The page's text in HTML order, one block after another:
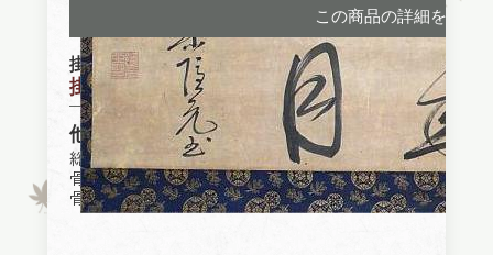
この商品の詳細を見る
掛軸
掛け軸『隠元隆琦 書道』(大阪府)
他社買取参考価格
総合買取業者買取価格：40,000円
骨董品買取専門店A社買取価格：190,000円
骨董品買取専門店B社買取価格：220,000円